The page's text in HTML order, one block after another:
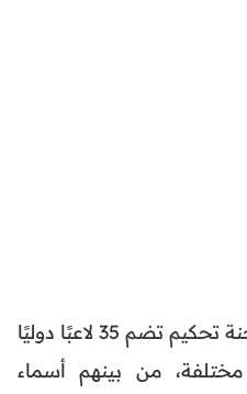
ويعتمد هذا الاستفتاء على لجنة تحكيم تضم 35 لاعبًا دوليًا
من بينهم أسماء